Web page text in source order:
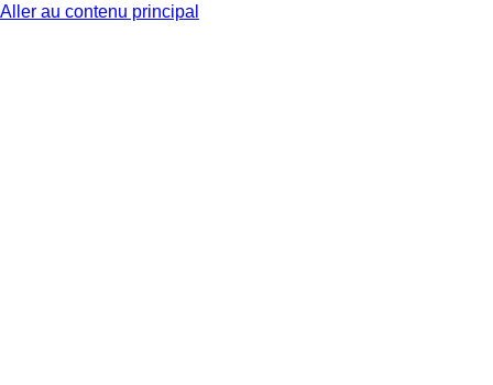
Aller au contenu principal